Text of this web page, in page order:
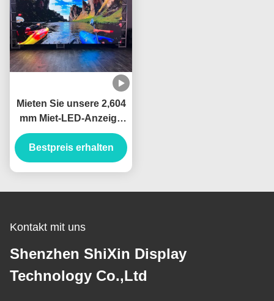
Mieten Sie unsere 2,604
mm Miet-LED-Anzeige
mit einem
Betrachtungsabstand
von 3～50 m
Bestpreis erhalten
Kontakt mit uns
Shenzhen ShiXin Display
Technology Co.,Ltd